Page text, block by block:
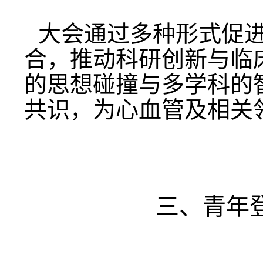
大会通过多种形式促
合，推动科研创新与
的思想碰撞与多学科
共识，为心血管及相
三、青年